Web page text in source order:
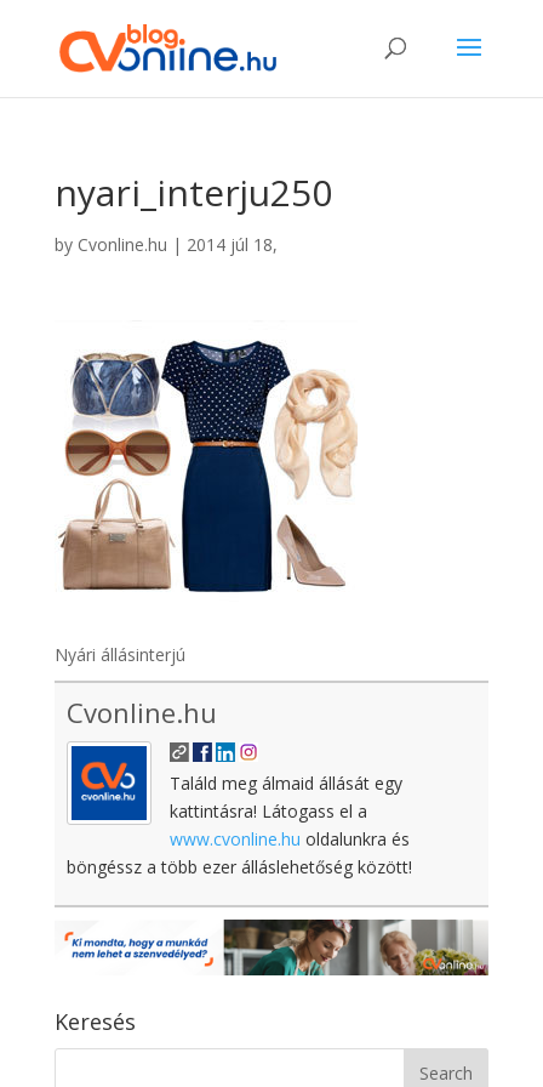
nyari_interju250
by Cvonline.hu | 2014 júl 18,
Nyári állásinterjú
Cvonline.hu
Találd meg álmaid állását egy
kattintásra! Látogass el a
www.cvonline.hu oldalunkra és
böngéssz a több ezer álláslehetőség között!
Keresés